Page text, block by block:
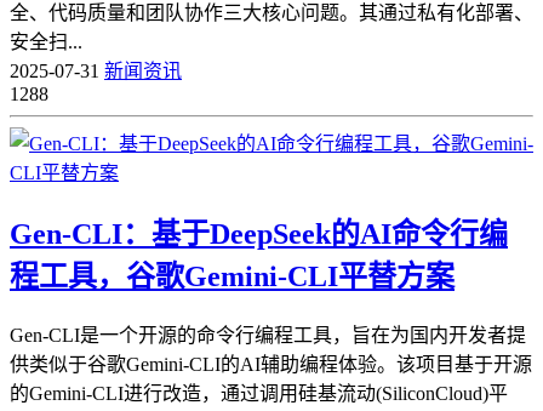
全、代码质量和团队协作三大核心问题。其通过私有化部署、
安全扫...
2025-07-31 新闻资讯
1288
Gen-CLI：基于DeepSeek的AI命令行编
程工具，谷歌Gemini-CLI平替方案
Gen-CLI是一个开源的命令行编程工具，旨在为国内开发者提
供类似于谷歌Gemini-CLI的AI辅助编程体验。该项目基于开源
的Gemini-CLI进行改造，通过调用硅基流动(SiliconCloud)平